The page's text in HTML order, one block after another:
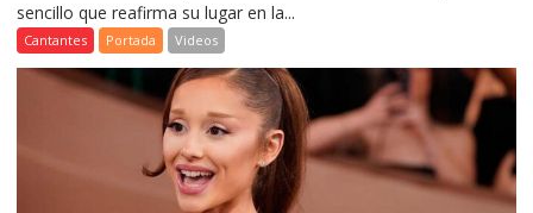
sencillo que reafirma su lugar en la...
Cantantes Portada Videos